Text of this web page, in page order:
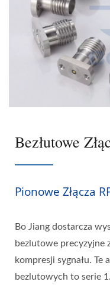
Bezłutowe
Pionowe Złącza
Bo Jiang dostarcza
bezlutowe precyzyjne
kompresji sygnału. Te
bezlutowych to serie